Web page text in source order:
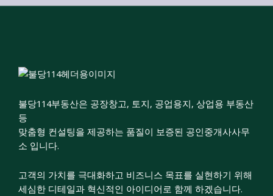
불당114부동산은 공장창고, 토지, 공업용지, 상업용 부동산
등
맞춤형 컨설팅을 제공하는 품질이 보증된 공인중개사사무
소 입니다.
고객의 가치를 극대화하고 비즈니스 목표를 실현하기 위해
세심한 디테일과 혁신적인 아이디어로 함께 하겠습니다.